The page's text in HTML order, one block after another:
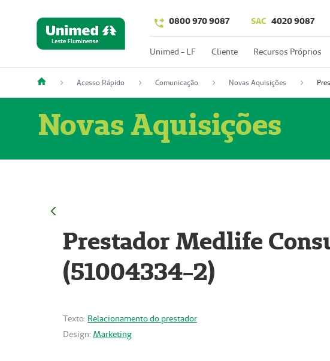
0800 970 9087 SAC 4020 9087
Unimed - LF Cliente Recursos Próprios
Acesso Rápido Comunicação Novas Aquisições
Novas Aquisições
Prestador Medlife
(51004334-2)
Texto: Relacionamento do prestador
Design: Marketing